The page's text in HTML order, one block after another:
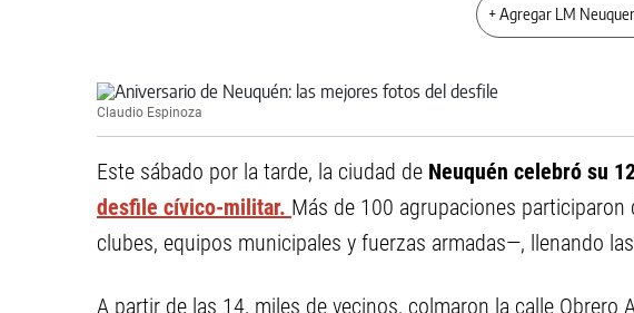
+ Agregar LM
Claudio Espinoza
Este sábado por la tarde, la ciudad de Neuquén celebró su
desfile cívico-militar. Más de 100 agrupaciones
clubes, equipos municipales y fuerzas armadas—, llenando
A partir de las 14, miles de vecinos, colmaron la calle Obrero